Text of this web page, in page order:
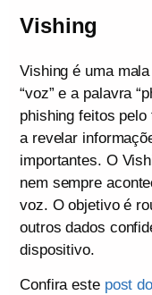
Vishing
Vishing é uma
“voz” e a palavra
phishing feitos
a revelar
importantes. O
nem sempre
voz. O objetivo é
outros dados
dispositivo.
Confira este post